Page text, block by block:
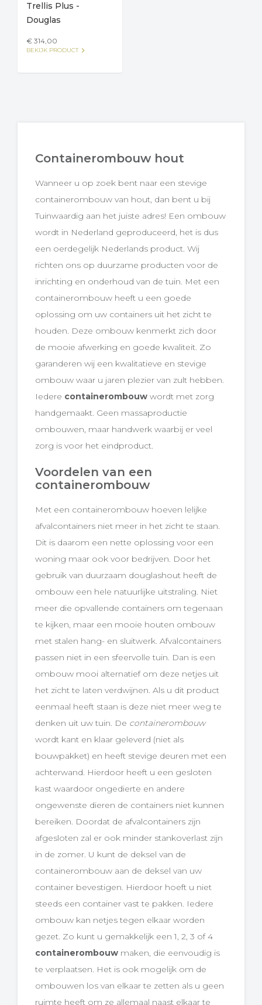
Trellis Plus -
Douglas
€ 314,00
BEKIJK PRODUCTkeyboard_arrow_right
Containerombouw hout
Wanneer u op zoek bent naar een stevige
containerombouw van hout, dan bent u bij
Tuinwaardig aan het juiste adres! Een ombouw
wordt in Nederland geproduceerd, het is dus
een oerdegelijk Nederlands product. Wij
richten ons op duurzame producten voor de
inrichting en onderhoud van de tuin. Met een
containerombouw heeft u een goede
oplossing om uw containers uit het zicht te
houden. Deze ombouw kenmerkt zich door
de mooie afwerking en goede kwaliteit. Zo
garanderen wij een kwalitatieve en stevige
ombouw waar u jaren plezier van zult hebben.
Iedere containerombouw wordt met zorg
handgemaakt. Geen massaproductie
ombouwen, maar handwerk waarbij er veel
zorg is voor het eindproduct.
Voordelen van een
containerombouw
Met een containerombouw hoeven lelijke
afvalcontainers niet meer in het zicht te staan.
Dit is daarom een nette oplossing voor een
woning maar ook voor bedrijven. Door het
gebruik van duurzaam douglashout heeft de
ombouw een hele natuurlijke uitstraling. Niet
meer die opvallende containers om tegenaan
te kijken, maar een mooie houten ombouw
met stalen hang- en sluitwerk. Afvalcontainers
passen niet in een sfeervolle tuin. Dan is een
ombouw mooi alternatief om deze netjes uit
het zicht te laten verdwijnen. Als u dit product
eenmaal heeft staan is deze niet meer weg te
denken uit uw tuin. De containerombouw
wordt kant en klaar geleverd (niet als
bouwpakket) en heeft stevige deuren met een
achterwand. Hierdoor heeft u een gesloten
kast waardoor ongedierte en andere
ongewenste dieren de containers niet kunnen
bereiken. Doordat de afvalcontainers zijn
afgesloten zal er ook minder stankoverlast zijn
in de zomer. U kunt de deksel van de
containerombouw aan de deksel van uw
container bevestigen. Hierdoor hoeft u niet
steeds een container vast te pakken. Iedere
ombouw kan netjes tegen elkaar worden
gezet. Zo kunt u gemakkelijk een 1, 2, 3 of 4
containerombouw maken, die eenvoudig is
te verplaatsen. Het is ook mogelijk om de
ombouwen los van elkaar te zetten als u geen
ruimte heeft om ze allemaal naast elkaar te